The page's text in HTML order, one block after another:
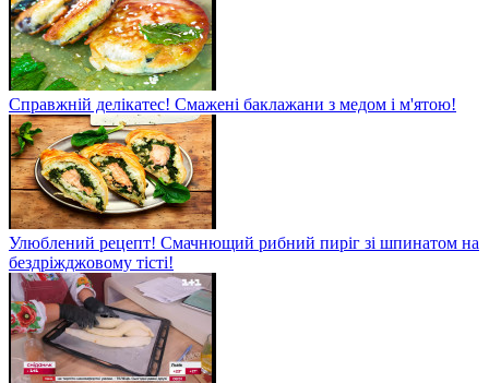
Справжній делікатес! Смажені баклажани з медом і м'ятою!
Улюблений рецепт! Смачнющий рибний пиріг зі шпинатом на
бездріжджовому тісті!